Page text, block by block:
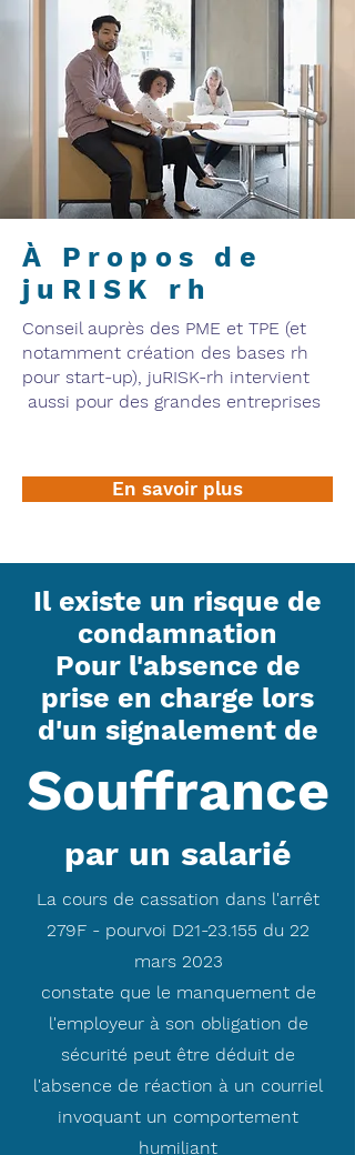
À Propos de
juRISK rh
Conseil auprès des PME et TPE (et
notamment création des bases rh
pour start-up), juRISK-rh intervient
aussi pour des grandes entreprises
En savoir plus
Il existe un risque de
condamnation
Pour l'absence de
prise en charge lors
d'un signalement de
Souffrance
par un salarié
La cours de cassation dans l'arrêt
279F - pourvoi D21-23.155 du 22
mars 2023
constate que le manquement de
l'employeur à son obligation de
sécurité peut être déduit de
l'absence de réaction à un courriel
invoquant un comportement
humiliant